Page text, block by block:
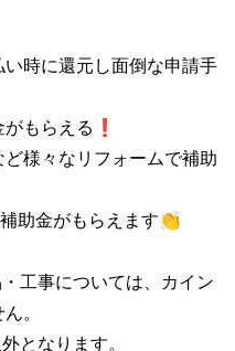
時に還元し面倒な申請手
もらえる❗
様々なリフォームで補助
助金がもらえます👏
工事については、カイン
。
となります。